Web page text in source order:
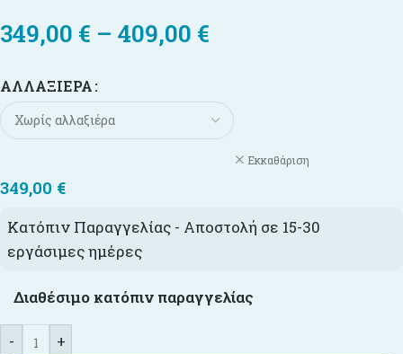
349,00 € – 409,00 €
ΑΛΛΑΞΙΈΡΑ
Εκκαθάριση
349,00 €
Κατόπιν Παραγγελίας - Αποστολή σε 15-30
εργάσιμες ημέρες
Διαθέσιμο κατόπιν παραγγελίας
- +